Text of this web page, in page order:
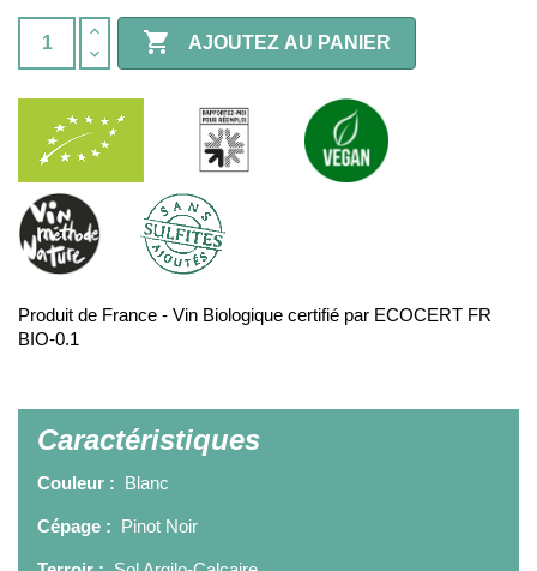
 AJOUTEZ AU PANIER
Produit de France - Vin Biologique certifié par ECOCERT FR
BIO-0.1
Caractéristiques
Couleur : Blanc
Cépage : Pinot Noir